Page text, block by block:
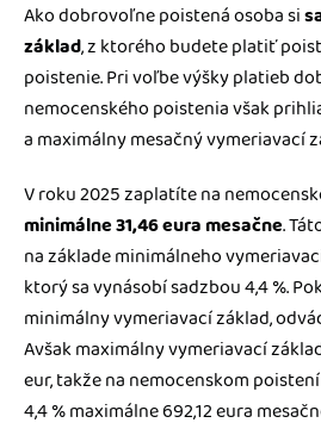
Ako dobrovoľne poistená osoba si
základ, z ktorého budete platiť
poistenie. Pri voľbe výšky platieb
nemocenského poistenia však
a maximálny mesačný vymeriavací
V roku 2025 zaplatíte na
minimálne 31,46 eura mesačne.
na základe minimálneho
ktorý sa vynásobí sadzbou 4,4 %.
minimálny vymeriavací základ,
Avšak maximálny vymeriavací
eur, takže na nemocenskom
4,4 % maximálne 692,12 eura